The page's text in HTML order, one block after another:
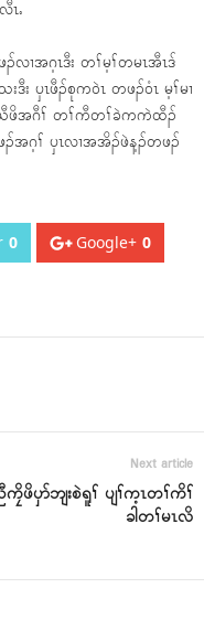
ႉ
အဂ့ၤဒီး တၢ်မ့ၢ်တမၤအီၤဒ်
း ၦၤဖီၣ်စုက၀ဲၤ တဖၣ်၀ံၤ မ့ၢ်မၢ
ဖိအဂီၢ် တၢ်ကီတၢ်ခဲကကဲထီၣ်
အဂ့ၢ် ၦၤလၢအအိၣ်ဖဲန့ၣ်တဖၣ်
0 Google+ 0
Next article
ၦာ်ဘျးစဲရူၢ် ပျၢ်က့ၤတၢ်ကိၢ်
ခါတၢ်မၤလိ